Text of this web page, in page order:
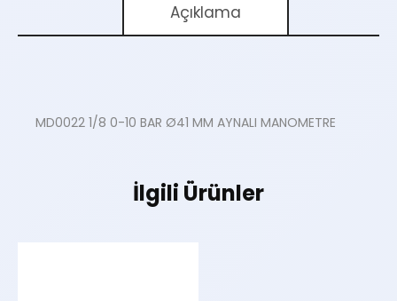
Açıklama
MD0022 1/8 0-10 BAR Ø41 MM AYNALI MANOMETRE
İlgili Ürünler